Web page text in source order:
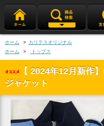
ホーム > カリテスオリジナル
ホーム
> トップス
【 2024年12月新作
ジャケット